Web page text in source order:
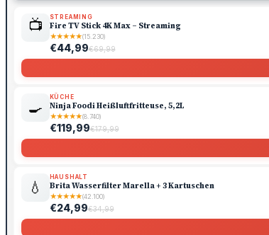
📺 STREAMING
Fire TV Stick 4K Max – Streaming
★★★★★(15.230)
€44,99€69,99
🍳
KÜCHE
Ninja Foodi Heißluftfritteuse, 5,2L
★★★★★(8.740)
€119,99€179,99
💧
HAUSHALT
Brita Wasserfilter Marella + 3 Kartuschen
★★★★★(42.100)
€24,99€34,99